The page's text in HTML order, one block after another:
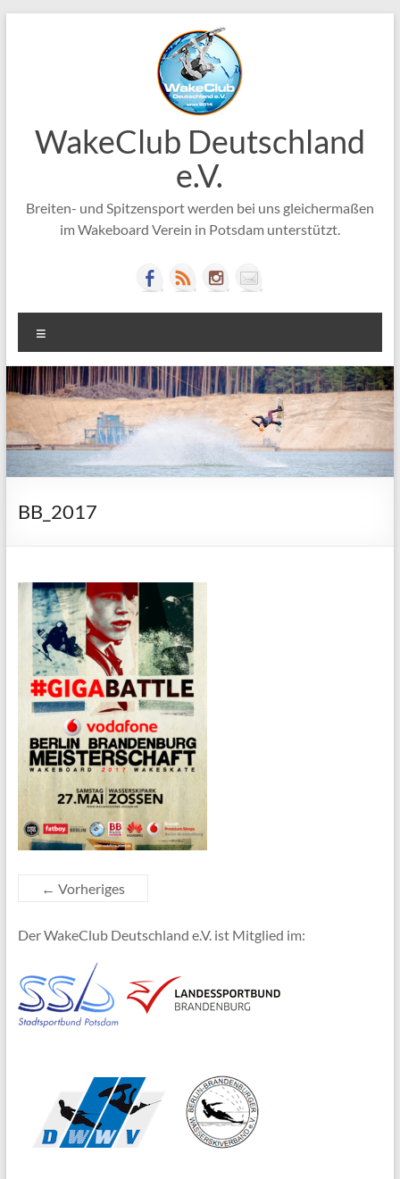
WakeClub Deutschland
e.V.
Breiten- und Spitzensport werden bei uns gleichermaßen
im Wakeboard Verein in Potsdam unterstützt.
BB_2017
← Vorheriges
Der WakeClub Deutschland e.V. ist Mitglied im: